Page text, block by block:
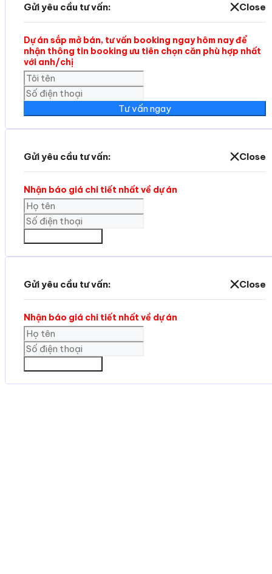
Gửi yêu cầu tư vấn: Close
Dự án sắp mở bán, tư vấn booking ngay hôm nay để
nhận thông tin booking ưu tiên chọn căn phù hợp nhất
với anh/chị
Tư vấn ngay
Gửi yêu cầu tư vấn: Close
Nhận báo giá chi tiết nhất về dự án
Gửi yêu cầu tư vấn: Close
Nhận báo giá chi tiết nhất về dự án